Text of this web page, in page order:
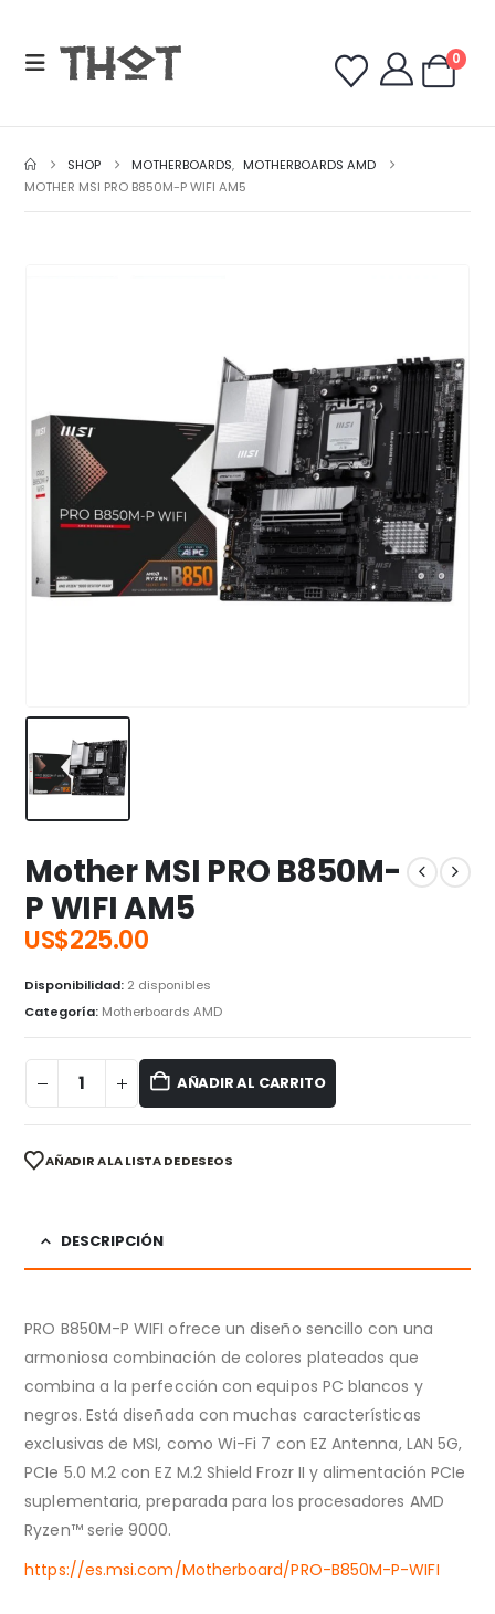
0
SHOP MOTHERBOARDS, MOTHERBOARDS AMD
MOTHER MSI PRO B850M-P WIFI AM5
Mother MSI PRO B850M-
P WIFI AM5
US$225.00
Disponibilidad: 2 disponibles
Categoría: Motherboards AMD
AÑADIR AL CARRITO
AÑADIR A LA LISTA DE DESEOS
DESCRIPCIÓN
PRO B850M-P WIFI ofrece un diseño sencillo con una
armoniosa combinación de colores plateados que
combina a la perfección con equipos PC blancos y
negros. Está diseñada con muchas características
exclusivas de MSI, como Wi-Fi 7 con EZ Antenna, LAN 5G,
PCIe 5.0 M.2 con EZ M.2 Shield Frozr II y alimentación PCIe
suplementaria, preparada para los procesadores AMD
Ryzen™ serie 9000.
https://es.msi.com/Motherboard/PRO-B850M-P-WIFI